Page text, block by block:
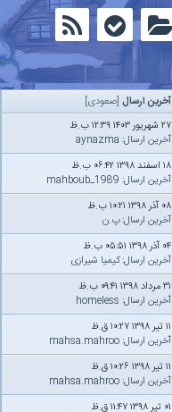
آخرین ارسال[ صعودی]
۲۷ شهریور ۱۴۰۳ ۱۲:۳۹ ب.ظ
آخرین ارسال:
aynazma
۱۸ اسفند ۱۳۹۸ ۰۶:۴۲ ب.ظ
آخرین ارسال:
mahboub_1989
۰۸ آذر ۱۳۹۸ ۱۰:۲۱ ب.ظ
آخرین ارسال:پ.ن
۰۴ آذر ۱۳۹۸ ۰۵:۵۱ ب.ظ
آخرین ارسال:کیمیا شیرازی
۳۱ مرداد ۱۳۹۸ ۰۹:۴۱ ب.ظ
آخرین ارسال:
homeless
۱۱ تیر ۱۳۹۸ ۱۰:۲۷ ق.ظ
آخرین ارسال:
mahsa.mahroo
۱۱ تیر ۱۳۹۸ ۱۰:۲۶ ق.ظ
آخرین ارسال:
mahsa.mahroo
۰۱ تیر ۱۳۹۸ ۱۱:۴۷ ق.ظ